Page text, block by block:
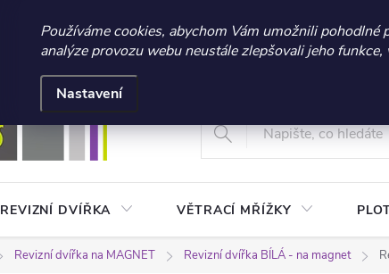
☀️ LETNÍ AKCE 2026 – sleva 300 Kč při nákupu nad
Používáme cookies, abychom Vám umožnili pohodlné
analýze provozu webu neustále zlepšovali jeho
Nastavení
+420
Obchodní podmínky Vrácení a reklamace zboží
REVIZNÍ DVÍŘKA VĚTRACÍ MŘÍŽKY
Revizní dvířka na MAGNET Revizní dvířka BÍLÁ - na magnet